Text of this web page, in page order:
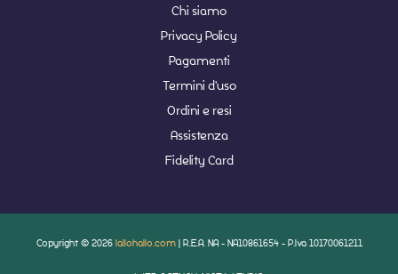
Chi siamo
Privacy Policy
Pagamenti
Termini d'uso
Ordini e resi
Assistenza
Fidelity Card
Copyright © 2026 lallohallo.com | R.E.A. NA - NA10861654 - P.Iva 10170061211